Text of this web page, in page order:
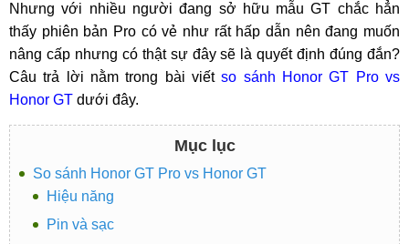
Nhưng với nhiều người đang sở hữu mẫu GT chắc hẳn
thấy phiên bản Pro có vẻ như rất hấp dẫn nên đang muốn
nâng cấp nhưng có thật sự đây sẽ là quyết định đúng đắn?
Câu trả lời nằm trong bài viếtso sánh Honor GT Pro vs
Honor GT dưới đây.
Mục lục
So sánh Honor GT Pro vs Honor GT
Hiệu năng
Pin và sạc